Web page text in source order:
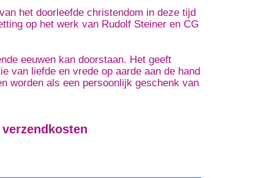
het doorleefde christendom in deze tijd
op het werk van Rudolf Steiner en CG
eeuwen kan doorstaan. Het geeft
van liefde en vrede op aarde aan de hand
worden als een persoonlijk geschenk van